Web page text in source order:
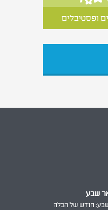
ופסטיבלים
שבע
חודש של הכלה